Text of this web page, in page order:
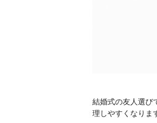
結婚式の友人選び
理しやすくなりま